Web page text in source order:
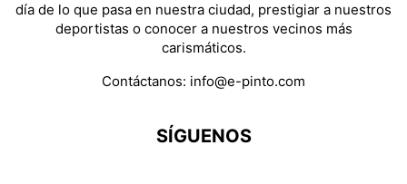
día de lo que pasa en nuestra ciudad, prestigiar a nuestros
deportistas o conocer a nuestros vecinos más
carismáticos.
Contáctanos: info@e-pinto.com
SÍGUENOS